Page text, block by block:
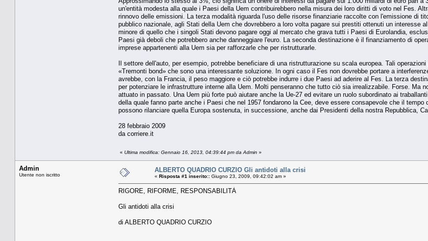
un'entità modesta alla quale i Paesi della Uem contribuirebbero nella misura dei loro diritti di voto nel Fes.
rinnovo delle emissioni. La terza modalità riguarda l'uso delle risorse finanziarie raccolte con l'emissione di
pubblico nazionale, agli Stati della Uem che dovrebbero a loro volta pagare sui prestiti ottenuti un
minore di quello che i singoli Stati devono pagare oggi al mercato che grava tutti i Paesi di Eurolandia,
Paesi già deboli che potrebbero anche danneggiare l'euro. La seconda destinazione è il finanziamento di
imprese appartenenti alla Uem sia per rafforzarle che per ristrutturarle.
Il settore dell'auto, per esempio, potrebbe beneficiare di una ristrutturazione su scala europea. Tali
«Tremonti bond» che sono una interessante soluzione. In ogni caso il Fes non dovrebbe portare a
avrebbe, con la Francia, il peso maggiore e ciò potrebbe indurre i due Paesi ad aderire al Fes. La terza
per potenziare le infrastrutture interne alla Uem. Molti penseranno che tutto ciò sia irrealizzabile. Forse. Ma
attuato in passato. Una Uem più forte può aiutare anche la Ue-27 ed evitare un ruolo subordinato ai
della quale fanno parte anche i Paesi che nel 1957 fondarono la Cee, deve essere consapevole che il
possono rilanciare quella Europa sostenuta, in successione, anche dai Presidenti della nostra Repubblica,
28 febbraio 2009
da corriere.it
« Ultima modifica: Gennaio 16, 2013, 04:39:44 pm da Admin »
Admin
Utente non iscritto
ALBERTO QUADRIO CURZIO Gli antidoti alla crisi
« Risposta #1 inserito:: Giugno 23, 2009, 09:42:02 am »
RIGORE, RIFORME, RESPONSABILITÀ
Gli antidoti alla crisi
di ALBERTO QUADRIO CURZIO